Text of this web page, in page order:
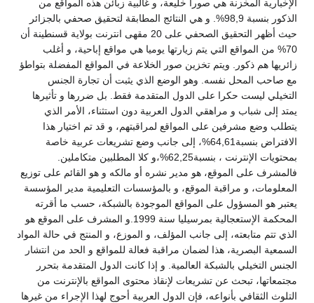
الإخبارية المخزنة هي صورا خليعة، و غالبية زبائن هذه المواقع من
الذكور بنسبة 98,9%. و هي النتائج المطابقة لتحقيق صحفي بالجزائر
حيث أظهر التحقيق الصحفي على 20 مقهى انترنت بولاية قسنطينة أن
70% من المواقع التي يتم زيارتها يوميا هي مواقع إباحية، و أغلب
زائريها هم ذكور. ويتم تخزين صور الخلاعة في المواقع المفضلة بتواطؤ
مع صاحب المحل نفسه. وهو الوضع الذي يثبت أن تجارة الجنس
التخيلي ليست حكرا على الدول المتقدمة فقط. بل ضررها و تأثيرها
يمتد إلى شباب و مراهقي الدول العربية دون استثناء، الأمر الذي
يتطلب وضع مشرفين على المواقع لمراقبتهم، و قد تم اختيار هذا
الافتراض بنسبة64,61%، إلى جانب وضع تشريعات عربية خاصة
بمحتويات الإنترنت ، بنسبة62,25%،و كلا المطلبين متكاملين.
فالمشرف على الموقع، هو مدير نشره أو مالكه و هو القائم على توزيع
المعلومات، و مراقبة الموقع، و بالمؤسسات التعليمية مدير المؤسسة
يعتبر هو المسؤول على المواقع الموجودة بالشبكة، حسب ما أقرته
المحكمة الإستعجالية بمرسيليا سنة 1999.و المشرف على الموقع هو
الذي تتم متابعته، إلى جانب المؤلف، و الموزع، و المنتج في حالة المواد
السمعية البصرية، هذا لضمان مراقبة فعالة للمواقع و الحد من انتشار
الجنس التخيلي بالشبكة العالمية. و إذا كانت الدول المتقدمة بتحرر
مجتمعاتها، تبحث عن تشريعات لإنقاذ محتوى المواقع بالإنترنت من
التلوث الثقافي بأنواعه، فإن الدول العربية أحوج لهذا الإجراء من غيرها